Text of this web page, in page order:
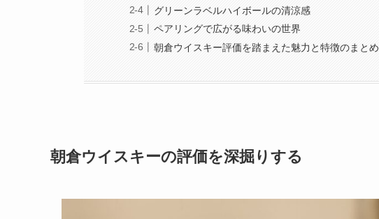
グリーンラベルハイボールの清涼感
ペアリングで広がる味わいの世界
朝倉ウイスキー評価を踏まえた魅力と特徴のまとめ
朝倉ウイスキーの評価を深掘りする